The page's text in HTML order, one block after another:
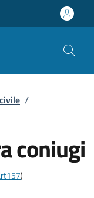
/
coniugi
)